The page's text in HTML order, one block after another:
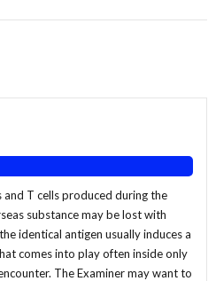
T cells produced during the
substance may be lost with
identical antigen usually induces a
comes into play often inside only
The Examiner may want to